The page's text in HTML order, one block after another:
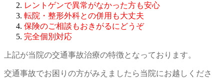
レントゲンで異常がなかった方も安心
転院・整形外科との併用も大丈夫
保険のご相談もおきがるにどうぞ
完全個別対応
上記が当院の交通事故治療の特徴となっております。
交通事故でお困りの方がみえましたら当院にお越しくださ